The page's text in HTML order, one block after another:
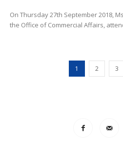
On Thursday 27th September 2018,
the Office of Commercial Affairs,
1 2 3